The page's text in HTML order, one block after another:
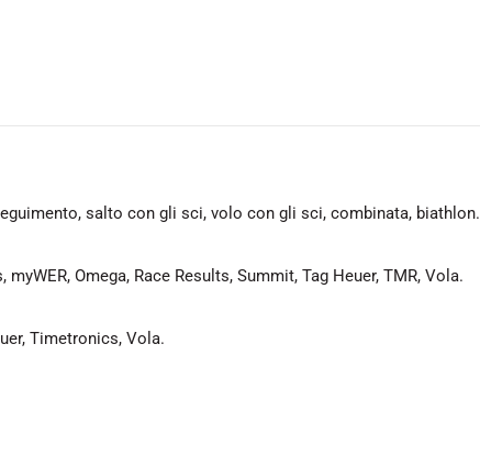
salto con gli sci, volo con gli sci, combinata, biathlon.
Omega, Race Results, Summit, Tag Heuer, TMR, Vola.
Timetronics, Vola.